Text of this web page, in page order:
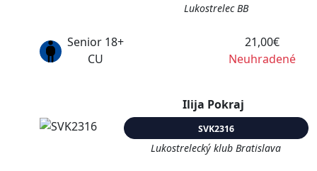
Lukostrelec BB
Senior 18+
CU
21,00€
Neuhradené
Ilija Pokraj
SVK2316
Lukostrelecký klub Bratislava